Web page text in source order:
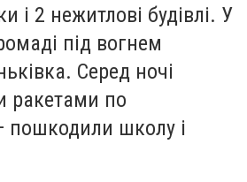
і 2 нежитлові будівлі. У
під вогнем
Серед ночі
ракетами по
пошкодили школу і